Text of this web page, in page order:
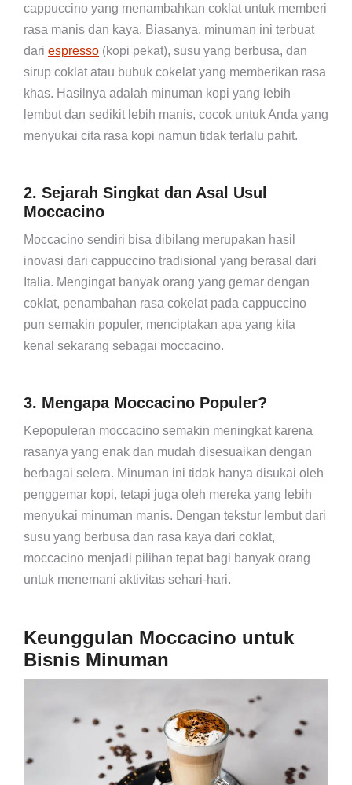
cappuccino yang menambahkan coklat untuk memberi
rasa manis dan kaya. Biasanya, minuman ini terbuat
dari espresso (kopi pekat), susu yang berbusa, dan
sirup coklat atau bubuk cokelat yang memberikan rasa
khas. Hasilnya adalah minuman kopi yang lebih
lembut dan sedikit lebih manis, cocok untuk Anda yang
menyukai cita rasa kopi namun tidak terlalu pahit.
2. Sejarah Singkat dan Asal Usul
Moccacino
Moccacino sendiri bisa dibilang merupakan hasil
inovasi dari cappuccino tradisional yang berasal dari
Italia. Mengingat banyak orang yang gemar dengan
coklat, penambahan rasa cokelat pada cappuccino
pun semakin populer, menciptakan apa yang kita
kenal sekarang sebagai moccacino.
3. Mengapa Moccacino Populer?
Kepopuleran moccacino semakin meningkat karena
rasanya yang enak dan mudah disesuaikan dengan
berbagai selera. Minuman ini tidak hanya disukai oleh
penggemar kopi, tetapi juga oleh mereka yang lebih
menyukai minuman manis. Dengan tekstur lembut dari
susu yang berbusa dan rasa kaya dari coklat,
moccacino menjadi pilihan tepat bagi banyak orang
untuk menemani aktivitas sehari-hari.
Keunggulan Moccacino untuk
Bisnis Minuman